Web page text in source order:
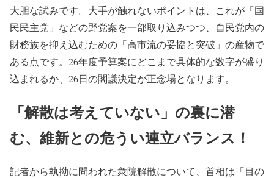
大胆な試みです。大手が触れないポイントは、これが「国
民民主党」などの野党案を一部取り込みつつ、自民党内の
財務族を抑え込むための「高市流の妥協と突破」の産物で
ある点です。26年度予算案にどこまで具体的な数字が盛り
込まれるか、26日の閣議決定が正念場となります。
「解散は考えていない」の裏に潜
む、維新との危うい連立バランス！
記者から執拗に問われた衆院解散について、首相は「目の